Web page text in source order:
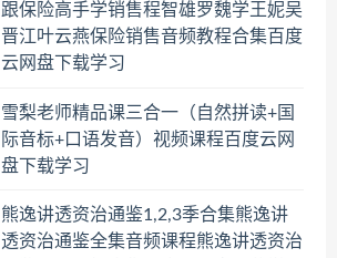
跟保险高手学销售程智雄罗魏学王妮吴
晋江叶云燕保险销售音频教程合集百度
云网盘下载学习
雪梨老师精品课三合一（自然拼读+国
际音标+口语发音）视频课程百度云网
盘下载学习
熊逸讲透资治通鉴1,2,3季合集熊逸讲
透资治通鉴全集音频课程熊逸讲透资治